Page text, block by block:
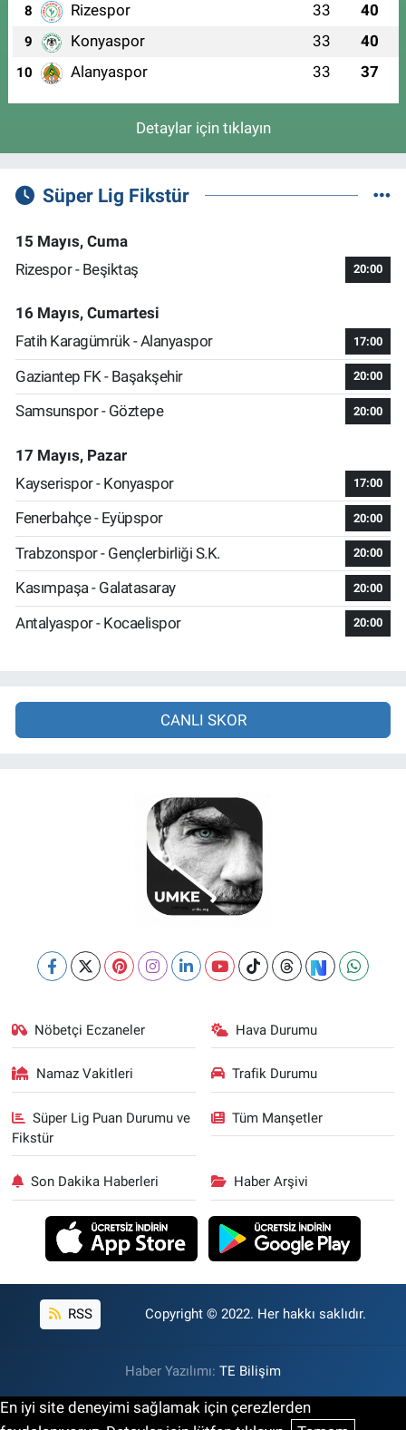
8 Rizespor 33 40
9 Konyaspor 33 40
10 Alanyaspor 33 37
Detaylar için tıklayın
Süper Lig Fikstür
15 Mayıs, Cuma
Rizespor - Beşiktaş
20:00
16 Mayıs, Cumartesi
Fatih Karagümrük - Alanyaspor
17:00
Gaziantep FK - Başakşehir 20:00
Samsunspor - Göztepe 20:00
17 Mayıs, Pazar
Kayserispor - Konyaspor
17:00
Fenerbahçe - Eyüpspor 20:00
Trabzonspor - Gençlerbirliği S.K. 20:00
Kasımpaşa - Galatasaray 20:00
Antalyaspor - Kocaelispor 20:00
CANLI SKOR
Nöbetçi Eczaneler Hava Durumu
Namaz Vakitleri Trafik Durumu
Süper Lig Puan Durumu ve
Fikstür
Tüm Manşetler
Son Dakika Haberleri Haber Arşivi
RSS Copyright © 2022. Her hakkı saklıdır.
Haber Yazılımı: TE Bilişim
En iyi site deneyimi sağlamak için çerezlerden